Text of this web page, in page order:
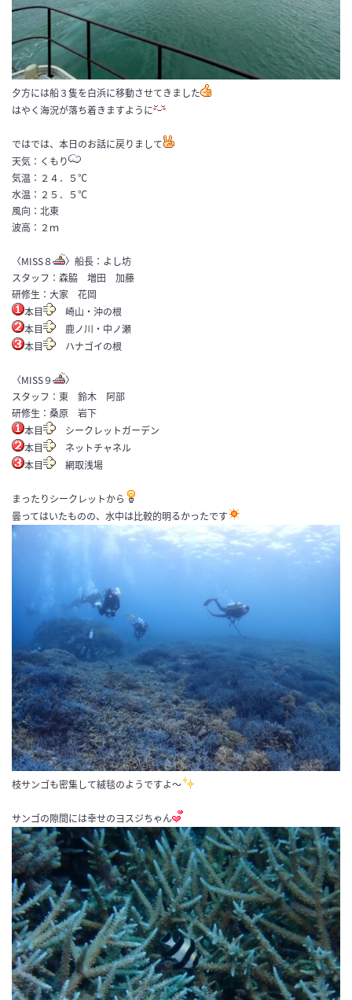
夕方には船３隻を白浜に移動させてきました
はやく海況が落ち着きますように
ではでは、本日のお話に戻りまして
天気：くもり
気温：２４．５℃
水温：２５．５℃
風向：北東
波高：２ｍ
〈MISS８
〉船長：よし坊
スタッフ：森脇 増田 加藤
研修生：大家 花岡
本目
崎山・沖の根
本目
鹿ノ川・中ノ瀬
本目
ハナゴイの根
〈MISS９
〉
スタッフ：東 鈴木 阿部
研修生：桑原 岩下
本目
シークレットガーデン
本目
ネットチャネル
本目
網取浅場
まったりシークレットから
曇ってはいたものの、水中は比較的明るかったです
枝サンゴも密集して絨毯のようですよ～
サンゴの隙間には幸せのヨスジちゃん